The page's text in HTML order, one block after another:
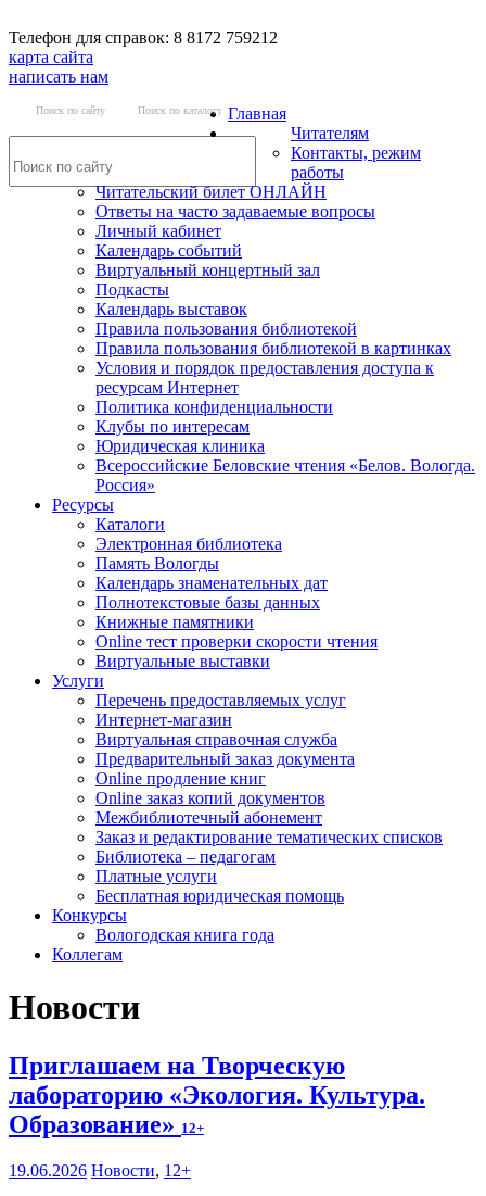
Телефон для справок: 8 8172 759212
карта сайта
написать нам
Поиск по сайту Поиск по каталогу Главная
Читателям
Контакты, режим
работы
Читательский билет ОНЛАЙН
Ответы на часто задаваемые вопросы
Личный кабинет
Календарь событий
Виртуальный концертный зал
Подкасты
Календарь выставок
Правила пользования библиотекой
Правила пользования библиотекой в картинках
Условия и порядок предоставления доступа к
ресурсам Интернет
Политика конфиденциальности
Клубы по интересам
Юридическая клиника
Всероссийские Беловские чтения «Белов. Вологда.
Россия»
Ресурсы
Каталоги
Электронная библиотека
Память Вологды
Календарь знаменательных дат
Полнотекстовые базы данных
Книжные памятники
Online тест проверки скорости чтения
Виртуальные выставки
Услуги
Перечень предоставляемых услуг
Интернет-магазин
Виртуальная справочная служба
Предварительный заказ документа
Online продление книг
Online заказ копий документов
Межбиблиотечный абонемент
Заказ и редактирование тематических списков
Библиотека – педагогам
Платные услуги
Бесплатная юридическая помощь
Конкурсы
Вологодская книга года
Коллегам
Новости
Приглашаем на Творческую
лабораторию «Экология. Культура.
Образование» 12+
19.06.2026 Новости, 12+